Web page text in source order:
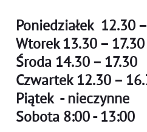
Poniedziałek 12.30
Wtorek 13.30 – 17.30
Środa 14.30 – 17.30
Czwartek 12.30 –
Piątek - nieczynne
Sobota 8:00 - 13:00